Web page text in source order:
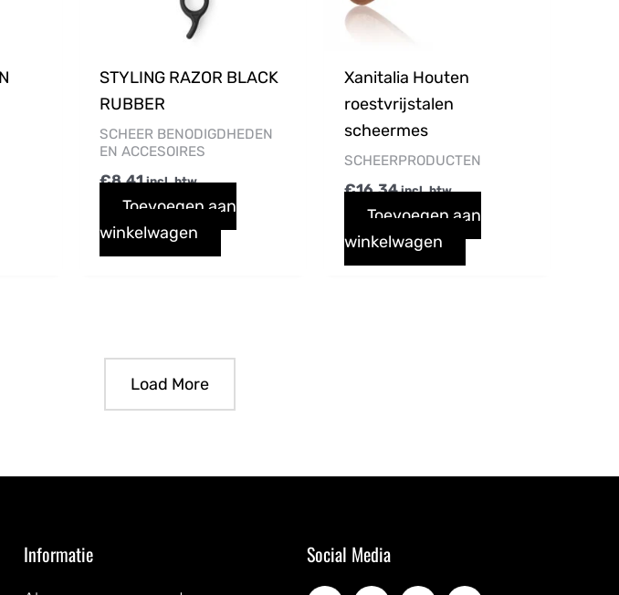
STYLING RAZOR BLACK
RUBBER
SCHEER BENODIGDHEDEN
EN ACCESOIRES
€8,41 incl. btw
Toevoegen aan
winkelwagen
Xanitalia Houten
roestvrijstalen
scheermes
SCHEERPRODUCTEN
€16,34 incl. btw
Toevoegen aan
winkelwagen
Load More
Informatie Social Media